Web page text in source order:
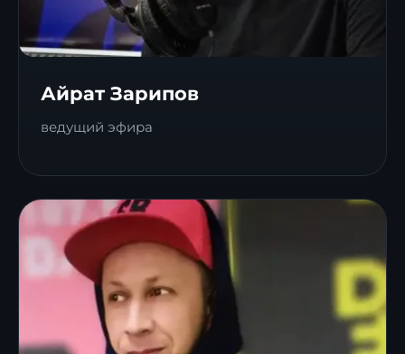
Айрат Зарипов
ведущий эфира